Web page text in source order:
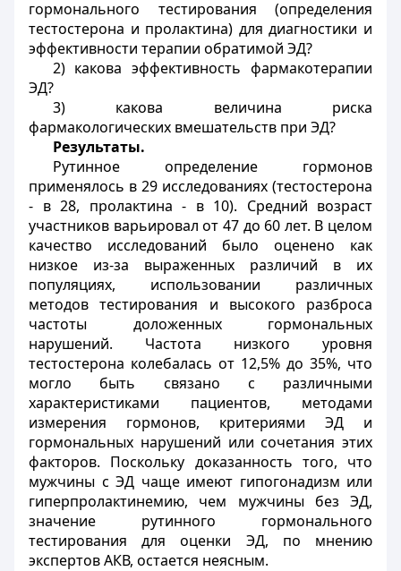
гормонального тестирования (определения
тестостерона и пролактина) для диагностики и
эффективности терапии обратимой ЭД?
2) какова эффективность фармакотерапии
ЭД?
3) какова величина риска
фармакологических вмешательств при ЭД?
Результаты.
Рутинное определение гормонов
применялось в 29 исследованиях (тестостерона
- в 28, пролактина - в 10). Средний возраст
участников варьировал от 47 до 60 лет. В целом
качество исследований было оценено как
низкое из-за выраженных различий в их
популяциях, использовании различных
методов тестирования и высокого разброса
частоты доложенных гормональных
нарушений. Частота низкого уровня
тестостерона колебалась от 12,5% до 35%, что
могло быть связано с различными
характеристиками пациентов, методами
измерения гормонов, критериями ЭД и
гормональных нарушений или сочетания этих
факторов. Поскольку доказанность того, что
мужчины с ЭД чаще имеют гипогонадизм или
гиперпролактинемию, чем мужчины без ЭД,
значение рутинного гормонального
тестирования для оценки ЭД, по мнению
экспертов АКВ, остается неясным.